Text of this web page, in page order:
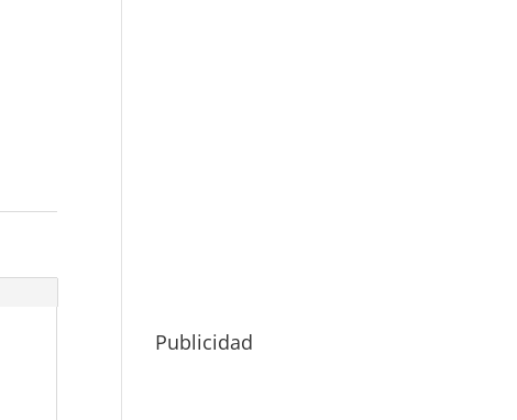
Publicidad